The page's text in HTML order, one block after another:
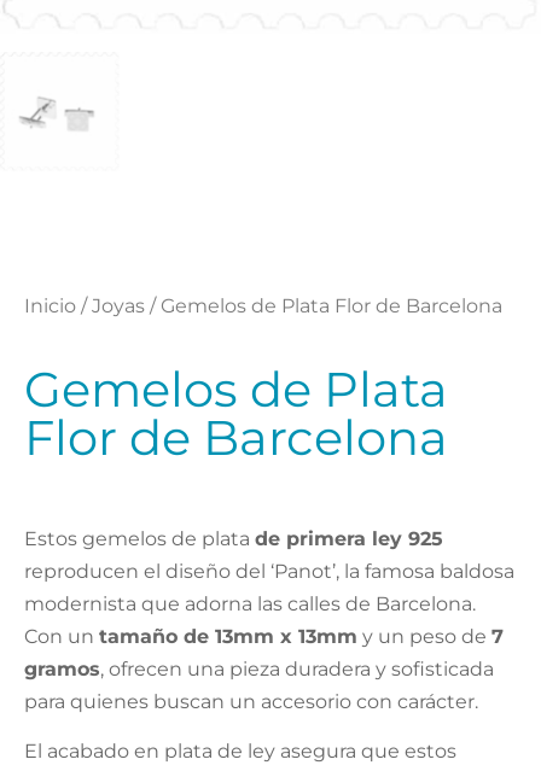
Inicio /Joyas / Gemelos de Plata Flor de Barcelona
Gemelos de Plata
Flor de Barcelona
Estos gemelos de plata de primera ley 925
reproducen el diseño del ‘Panot’, la famosa baldosa
modernista que adorna las calles de Barcelona.
Con un tamaño de 13mm x 13mm y un peso de 7
gramos, ofrecen una pieza duradera y sofisticada
para quienes buscan un accesorio con carácter.
El acabado en plata de ley asegura que estos